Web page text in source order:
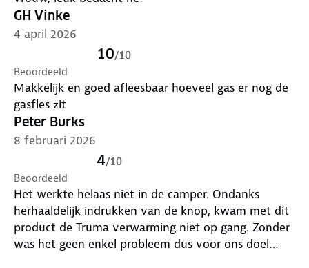
GH Vinke
4 april 2026
10/10
Beoordeeld
Makkelijk en goed afleesbaar hoeveel gas er nog de
gasfles zit
Peter Burks
8 februari 2026
4/10
Beoordeeld
Het werkte helaas niet in de camper. Ondanks
herhaaldelijk indrukken van de knop, kwam met dit
product de Truma verwarming niet op gang. Zonder
was het geen enkel probleem dus voor ons doel